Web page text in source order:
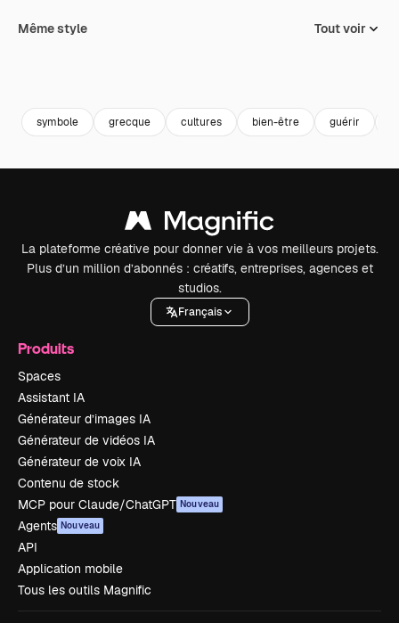
Même style Tout voir
symbole grecque cultures bien-être guérir
La plateforme créative pour donner vie à vos meilleurs projets.
Plus d’un million d’abonnés : créatifs, entreprises, agences et
studios.
Français
Produits
Spaces
Assistant IA
Générateur d’images IA
Générateur de vidéos IA
Générateur de voix IA
Contenu de stock
MCP pour Claude/ChatGPT Nouveau
Agents Nouveau
API
Application mobile
Tous les outils Magnific